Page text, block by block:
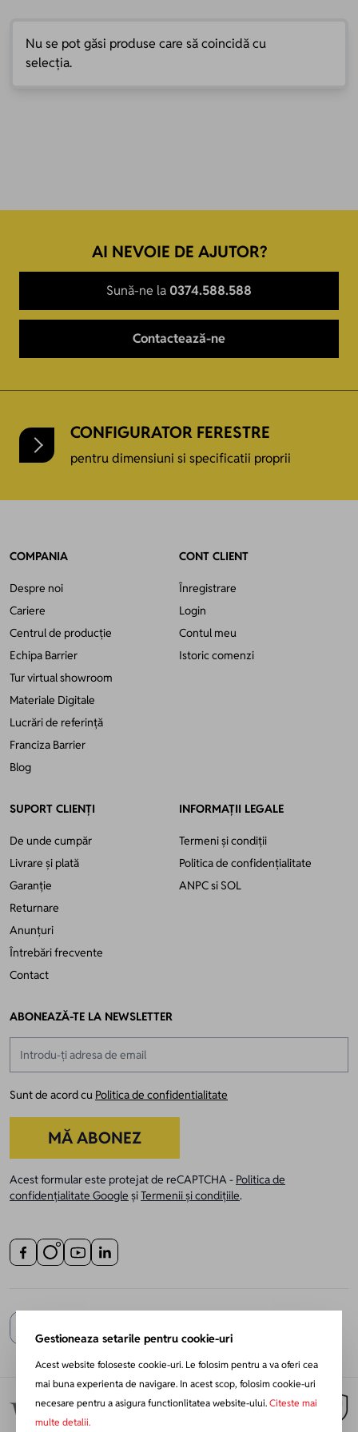
asigurând manevrare ușoară, blocare sigură și deschidere silențioasă.
asigurând o estetică unitară la nivelul fațadei și un confort vizual
Nu se pot găsi produse care să coincidă cu
selecția.
AI NEVOIE DE AJUTOR?
Sună-ne la 0374.588.588
Contactează-ne
CONFIGURATOR FERESTRE
pentru dimensiuni si specificatii proprii
COMPANIA
Despre noi
Cariere
Centrul de producție
Echipa Barrier
Tur virtual showroom
Materiale Digitale
Lucrări de referință
Franciza Barrier
Blog
CONT CLIENT
Înregistrare
Login
Contul meu
Istoric comenzi
SUPORT CLIENȚI
De unde cumpăr
Livrare și plată
Garanție
Returnare
Anunțuri
Întrebări frecvente
Contact
INFORMAȚII LEGALE
Termeni și condiții
Politica de confidențialitate
ANPCsi SOL
ABONEAZĂ-TE LA NEWSLETTER
Sunt de acord cu Politica de confidentialitate
MĂ ABONEZ
Acest formular este protejat de reCAPTCHA - Politica de
confidențialitate Google șiTermenii și condițiile.
Gestioneaza setarile pentru cookie-uri
Acest website foloseste cookie-uri. Le folosim pentru a va oferi cea
mai buna experienta de navigare. In acest scop, folosim cookie-uri
necesare pentru a asigura functionlitatea website-ului. Citeste mai
multe detalii.